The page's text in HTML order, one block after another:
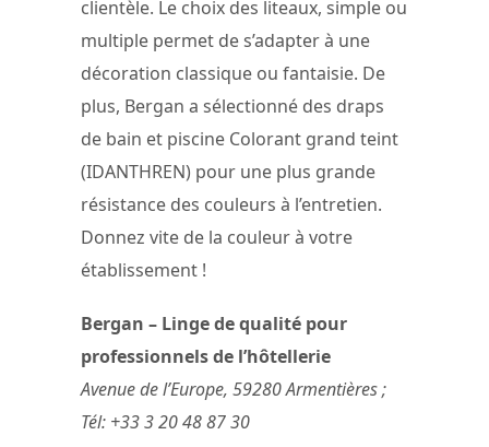
clientèle. Le choix des liteaux, simple ou
multiple permet de s’adapter à une
décoration classique ou fantaisie. De
plus, Bergan a sélectionné des draps
de bain et piscine Colorant grand teint
(IDANTHREN) pour une plus grande
résistance des couleurs à l’entretien.
Donnez vite de la couleur à votre
établissement !
Bergan – Linge de qualité pour
professionnels de l’hôtellerie
Avenue de l’Europe, 59280 Armentières ;
Tél: +33 3 20 48 87 30